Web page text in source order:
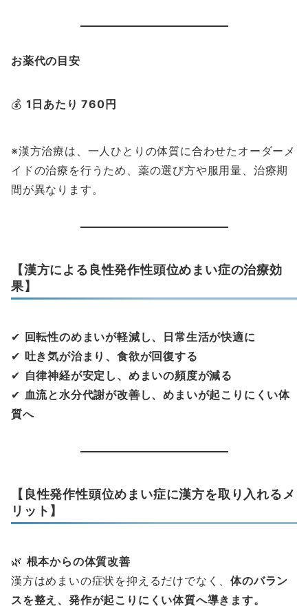
お薬代の目安
💰 1日あたり 760円
※漢方治療は、一人ひとりの体質に合わせたオーダーメ
イドの治療を行うため、薬の選び方や服用量、治療期
間が異なります。
【漢方による良性発作性頭位めまい症の治療効
果】
✔ 回転性のめまいが軽減し、日常生活が快適に
✔ 吐き気が治まり、食欲が回復する
✔ 自律神経が安定し、めまいの頻度が減る
✔ 血流と水分代謝が改善し、めまいが起こりにくい体
質へ
【良性発作性頭位めまい症に漢方を取り入れるメ
リット】
🌿 根本からの体質改善
漢方はめまいの症状を抑えるだけでなく、体のバラン
スを整え、発作が起こりにくい体質へ導きます。